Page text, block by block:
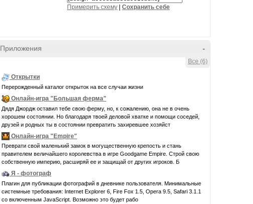
Примерить схему Cохранить себе
-
Приложения
Все (6)
Открытки
Перерожденный каталог открыток на все случаи жизни
Онлайн-игра "Большая ферма"
Дядя Джордж оставил тебе свою ферму, но, к сожалению, она не в очень
хорошем состоянии. Но благодаря твоей деловой хватке и помощи соседей,
друзей и родных ты в состоянии превратить захиревшее хозяйст
Онлайн-игра "Empire"
Преврати свой маленький замок в могущественную крепость и стань
правителем величайшего королевства в игре Goodgame Empire. Строй свою
собственную империю, расширяй ее и защищай от других игроков. Б
Я - фотограф
Плагин для публикации фотографий в дневнике пользователя. Минимальные
системные требования: Internet Explorer 6, Fire Fox 1.5, Opera 9.5, Safari 3.1.1
со включенным JavaScript. Возможно это будет рабо